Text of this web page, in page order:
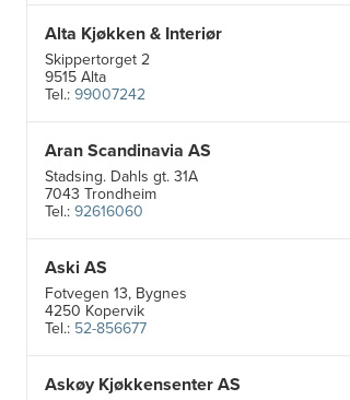
Alta Kjøkken & Interiør
Skippertorget 2
9515 Alta
Tel.:99007242
Aran Scandinavia AS
Stadsing. Dahls gt. 31A
7043 Trondheim
Tel.:92616060
Aski AS
Fotvegen 13, Bygnes
4250 Kopervik
Tel.: 52-856677
Askøy Kjøkkensenter AS